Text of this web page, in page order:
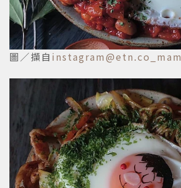
圖／擷自 instagram@etn.co_mam